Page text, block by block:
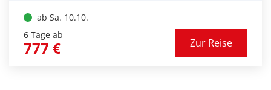
© Hassan - stock.adobe.com
deshalb unzählige Besucher. Doch auch die
Regionen an seinen Ufern haben vieles zu
bieten. Lernen Sie auf dieser Reise u. a. die
„Ungarische Toskana“ näher kennen und
ab Sa. 10.10.
6 Tage ab
777 € Zur Reise